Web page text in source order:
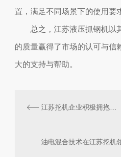
置，满足不同场景下的使用要
总之，江苏液压抓钢机以
的质量赢得了市场的认可与信
大的支持与帮助。